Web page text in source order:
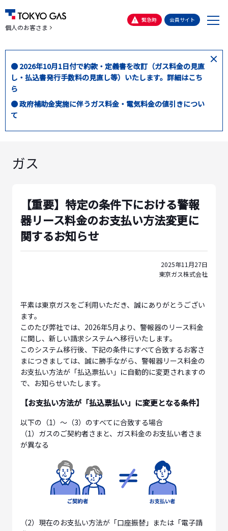
個人のお客さま
緊急時 会員サイト
メ
● 2026年10月1日付で約款・定義書を改訂（ガス料金の見直
し・払込書発行手数料の見直し等）いたします。詳細はこち
ら
● 政府補助金実施に伴うガス料金・電気料金の値引きについ
て
閉
ガス
【重要】特定の条件下における警報
器リース料金のお支払い方法変更に
関するお知らせ
2025年11月27日
東京ガス株式会社
平素は東京ガスをご利用いただき、誠にありがとうござい
ます。
このたび弊社では、2026年5月より、警報器のリース料金
に関し、新しい請求システムへ移行いたします。
このシステム移行後、下記の条件にすべて合致するお客さ
まにつきましては、誠に勝手ながら、警報器リース料金の
お支払い方法が「払込票払い」に自動的に変更されますの
で、お知らせいたします。
【お支払い方法が「払込票払い」に変更となる条件】
以下の（1）～（3）のすべてに合致する場合
（1）ガスのご契約者さまと、ガス料金のお支払い者さま
が異なる
（2）現在のお支払い方法が「口座振替」または「電子請